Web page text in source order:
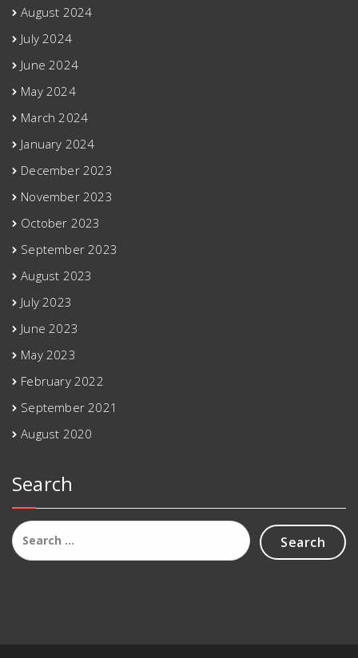
August 2024
July 2024
June 2024
May 2024
March 2024
January 2024
December 2023
November 2023
October 2023
September 2023
August 2023
July 2023
June 2023
May 2023
February 2022
September 2021
August 2020
Search
Search
for: